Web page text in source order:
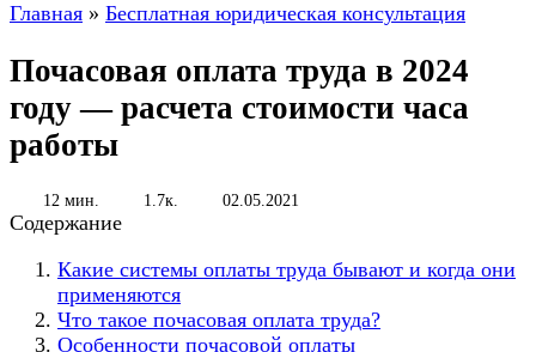
Главная » Бесплатная юридическая консультация
Почасовая оплата труда в 2024
году — расчета стоимости часа
работы
12 мин. 1.7к. 02.05.2021
Содержание
Какие системы оплаты труда бывают и когда они
применяются
Что такое почасовая оплата труда?
Особенности почасовой оплаты